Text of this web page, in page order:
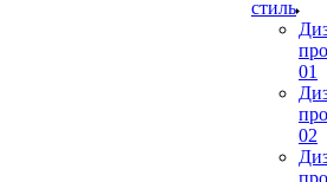
стиль
01
02